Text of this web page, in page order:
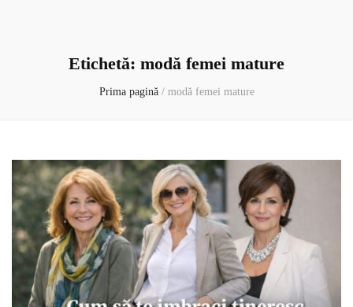
Etichetă: modă femei mature
Prima pagină / modă femei mature